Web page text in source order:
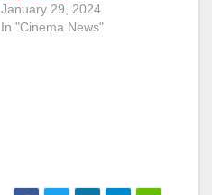
January 29, 2024
In "Cinema News"